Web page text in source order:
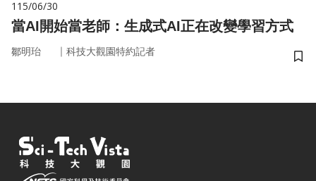
115/06/30
當AI開始當老師：生成式AI正在改變學習方式
鄒明珆 ｜ 科技大觀園特約記者
儲